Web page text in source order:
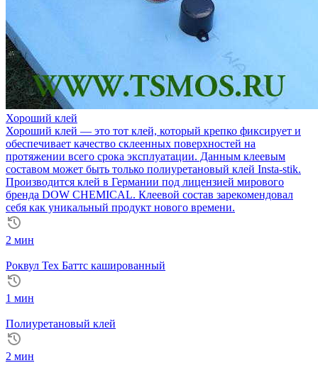
Хороший клей
Хороший клей — это тот клей, который крепко фиксирует и
обеспечивает качество склеенных поверхностей на
протяжении всего срока эксплуатации. Данным клеевым
составом может быть только полиуретановый клей Insta-stik.
Производится клей в Германии под лицензией мирового
бренда DOW CHEMICAL. Клеевой состав зарекомендовал
себя как уникальный продукт нового времени.
2 мин
Роквул Тех Баттс кашированный
1 мин
Полиуретановый клей
2 мин